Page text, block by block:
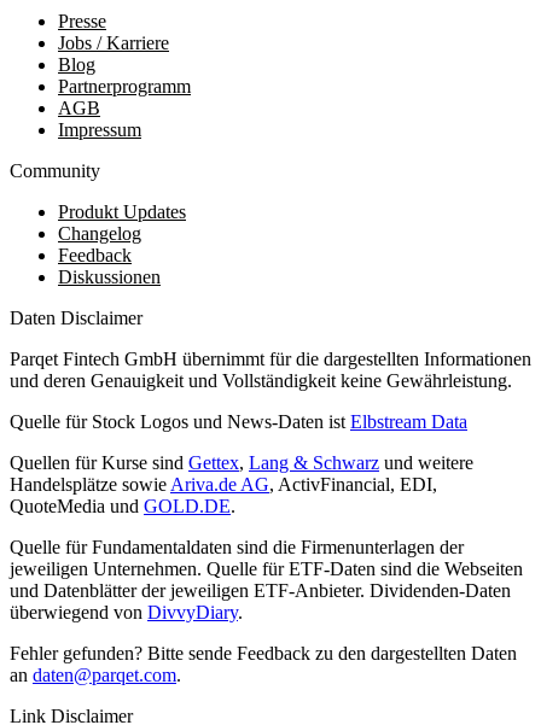
Presse
Jobs / Karriere
Blog
Partnerprogramm
AGB
Impressum
Community
Produkt Updates
Changelog
Feedback
Diskussionen
Daten Disclaimer
Parqet Fintech GmbH übernimmt für die dargestellten Informationen
und deren Genauigkeit und Vollständigkeit keine Gewährleistung.
Quelle für Stock Logos und News-Daten ist Elbstream Data
Quellen für Kurse sind Gettex, Lang & Schwarz und weitere
Handelsplätze sowie Ariva.de AG, ActivFinancial, EDI,
QuoteMedia und GOLD.DE.
Quelle für Fundamentaldaten sind die Firmenunterlagen der
jeweiligen Unternehmen. Quelle für ETF-Daten sind die Webseiten
und Datenblätter der jeweiligen ETF-Anbieter. Dividenden-Daten
überwiegend von DivvyDiary.
Fehler gefunden? Bitte sende Feedback zu den dargestellten Daten
an daten@parqet.com.
Link Disclaimer